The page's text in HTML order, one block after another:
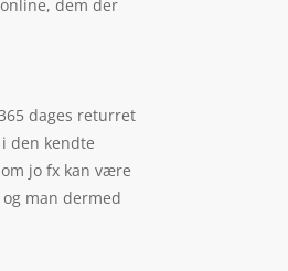
dem der
dages returret
den kendte
jo fx kan være
man dermed